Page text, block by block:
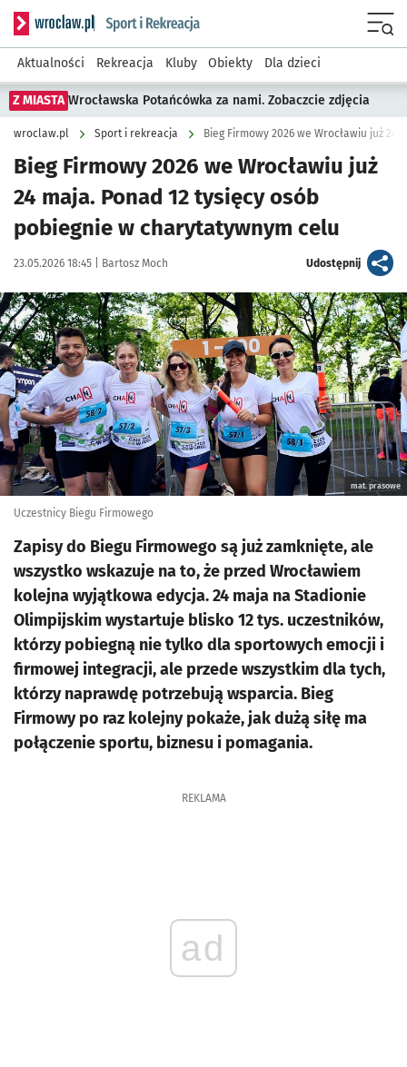
Serwis informacyjny wroclaw.pl podserwis: Sport i rekreacja
Aktualności Rekreacja Kluby Obiekty Dla dzieci
Z MIASTA Wrocławska Potańcówka za nami. Zobaczcie zdjęcia
wroclaw.pl Sport i rekreacja Bieg Firmowy 2026 we Wrocławiu już 24
Bieg Firmowy 2026 we Wrocławiu już
24 maja. Ponad 12 tysięcy osób
pobiegnie w charytatywnym celu
Data publikacji:
23.05.2026 18:45 | Autor:
Bartosz Moch Udostępnijartykuł
Kliknij, aby powiększyć
mat. prasowe
Uczestnicy Biegu Firmowego
Zapisy do Biegu Firmowego są już zamknięte, ale
wszystko wskazuje na to, że przed Wrocławiem
kolejna wyjątkowa edycja. 24 maja na Stadionie
Olimpijskim wystartuje blisko 12 tys. uczestników,
którzy pobiegną nie tylko dla sportowych emocji i
firmowej integracji, ale przede wszystkim dla tych,
którzy naprawdę potrzebują wsparcia. Bieg
Firmowy po raz kolejny pokaże, jak dużą siłę ma
połączenie sportu, biznesu i pomagania.
REKLAMA
ad